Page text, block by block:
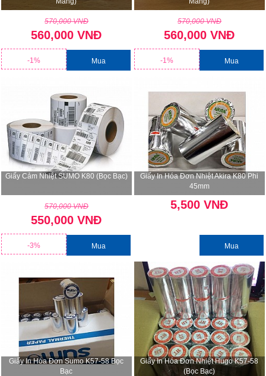
570,000 VNĐ
560,000 VNĐ
-1% Mua
570,000 VNĐ
560,000 VNĐ
-1% Mua
Giấy Cảm Nhiệt SUMO K80 (bọc Bạc)
570,000 VNĐ
550,000 VNĐ
-3% Mua
Giấy In Hóa Đơn Nhiệt Akira K80 Phi
45mm
5,500 VNĐ
Mua
Giấy In Hóa Đơn Sumo K57-58 Bọc
Bạc
Giấy In Hóa Đơn Nhiệt Hugo K57-58
(bọc Bạc)